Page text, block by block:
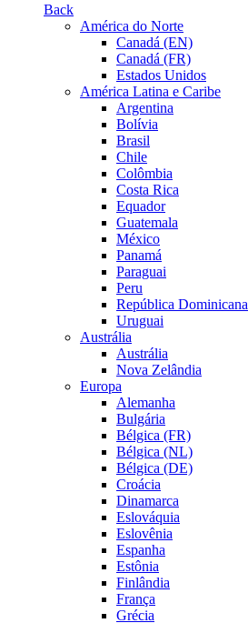
Back
América do Norte
Canadá (EN)
Canadá (FR)
Estados Unidos
América Latina e Caribe
Argentina
Bolívia
Brasil
Chile
Colômbia
Costa Rica
Equador
Guatemala
México
Panamá
Paraguai
Peru
República Dominicana
Uruguai
Austrália
Austrália
Nova Zelândia
Europa
Alemanha
Bulgária
Bélgica (FR)
Bélgica (NL)
Bélgica (DE)
Croácia
Dinamarca
Eslováquia
Eslovênia
Espanha
Estônia
Finlândia
França
Grécia